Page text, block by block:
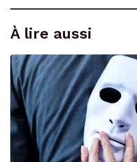
À lire aussi